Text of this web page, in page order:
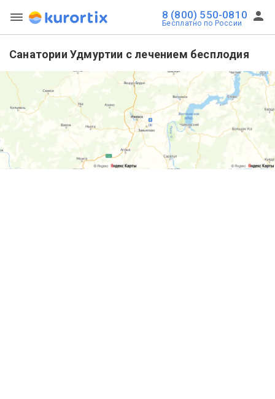
8 (800) 550-0810
Бесплатно по России
Санатории Удмуртии с лечением бесплодия